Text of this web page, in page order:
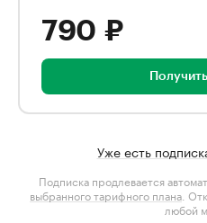
790 ₽
Уже есть
Подписка продлевается
выбранного тарифного плана .
любой